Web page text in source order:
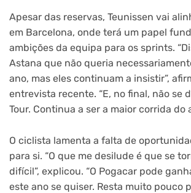
Apesar das reservas, Teunissen vai
em Barcelona, onde terá um papel
ambições da equipa para os sprints.
Astana que não queria
ano, mas eles continuam a insistir”,
entrevista recente. “E, no final, não se
Tour. Continua a ser a maior corrida do
O ciclista lamenta a falta de
para si. “O que me desilude é que se
difícil”, explicou. “O Pogacar pode
este ano se quiser. Resta muito pouco